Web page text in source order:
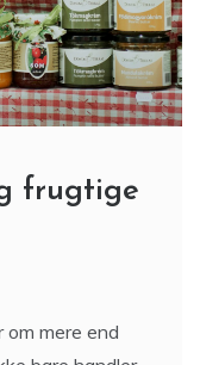
frugtige
mere end